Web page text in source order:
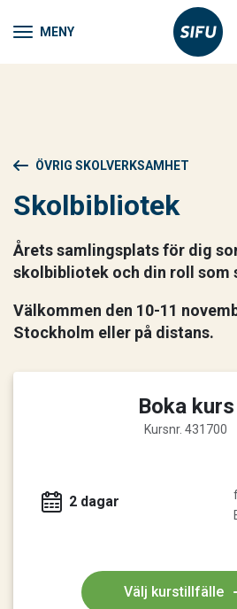
MENY
ÖVRIG SKOLVERKSAMHET
Skolbibliotek
Årets samlingsplats för dig
skolbibliotek och din roll som
Välkommen den 10-11
Stockholm eller på distans.
Boka kurs
Kursnr. 431700
2 dagar
Välj kurstillfälle